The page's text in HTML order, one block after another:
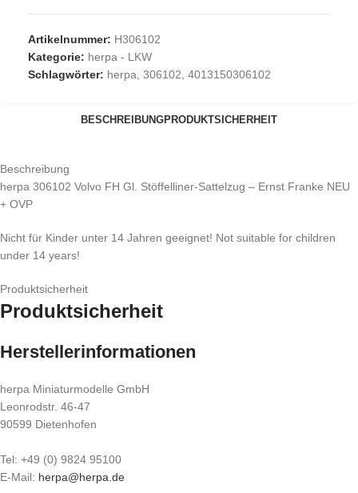
Artikelnummer: H306102
Kategorie: herpa - LKW
Schlagwörter: herpa, 306102, 4013150306102
BESCHREIBUNGPRODUKTSICHERHEIT
Beschreibung
herpa 306102 Volvo FH Gl. Stöffelliner-Sattelzug – Ernst Franke NEU
+ OVP
Nicht für Kinder unter 14 Jahren geeignet! Not suitable for children
under 14 years!
Produktsicherheit
Produktsicherheit
Herstellerinformationen
herpa Miniaturmodelle GmbH
Leonrodstr. 46-47
90599 Dietenhofen
Tel: +49 (0) 9824 95100
E-Mail: herpa@herpa.de